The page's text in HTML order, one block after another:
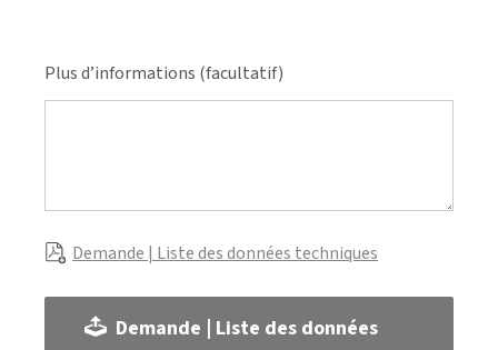
Plus d’informations (facultatif)
Demande | Liste des données techniques
Demande | Liste des données